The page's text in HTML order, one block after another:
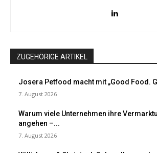
ZUGEHÖRIGE ARTIKEL
Josera Petfood macht mit „Good Food.
7. August 2026
Warum viele Unternehmen ihre
angehen –...
7. August 2026